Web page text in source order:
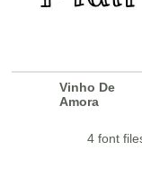
Vinho De
Amora
4 font